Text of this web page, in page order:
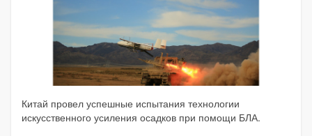
Китай провел успешные испытания технологии
искусственного усиления осадков при помощи БЛА.